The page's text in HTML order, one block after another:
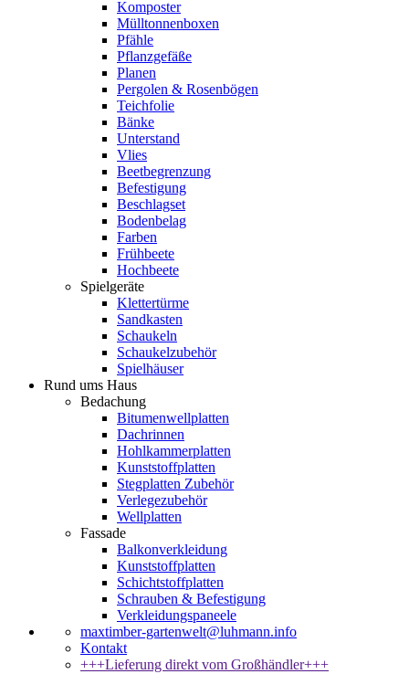
Komposter
Mülltonnenboxen
Pfähle
Pflanzgefäße
Planen
Pergolen & Rosenbögen
Teichfolie
Bänke
Unterstand
Vlies
Beetbegrenzung
Befestigung
Beschlagset
Bodenbelag
Farben
Frühbeete
Hochbeete
Spielgeräte
Klettertürme
Sandkasten
Schaukeln
Schaukelzubehör
Spielhäuser
Rund ums Haus
Bedachung
Bitumenwellplatten
Dachrinnen
Hohlkammerplatten
Kunststoffplatten
Stegplatten Zubehör
Verlegezubehör
Wellplatten
Fassade
Balkonverkleidung
Kunststoffplatten
Schichtstoffplatten
Schrauben & Befestigung
Verkleidungspaneele
maxtimber-gartenwelt@luhmann.info
Kontakt
+++Lieferung direkt vom Großhändler+++